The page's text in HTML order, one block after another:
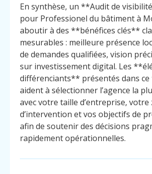
En synthèse, un **Audit de
pour Professionel du bâtiment à
aboutir à des **bénéfices clés**
mesurables : meilleure présence
de demandes qualifiées, vision
sur investissement digital. Les
différenciants** présentés dans ce
aident à sélectionner l’agence la
avec votre taille d’entreprise, votre
d’intervention et vos objectifs de
afin de soutenir des décisions
rapidement opérationnelles.